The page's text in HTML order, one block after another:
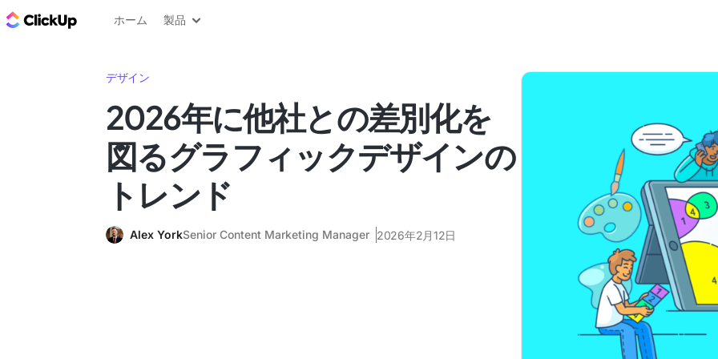
ClickUp ブログ
ホーム 製品
デザイン
2026年に他社との差別化を
図るグラフィックデザインの
トレンド
Alex YorkSenior Content Marketing Manager 2026年2月12日